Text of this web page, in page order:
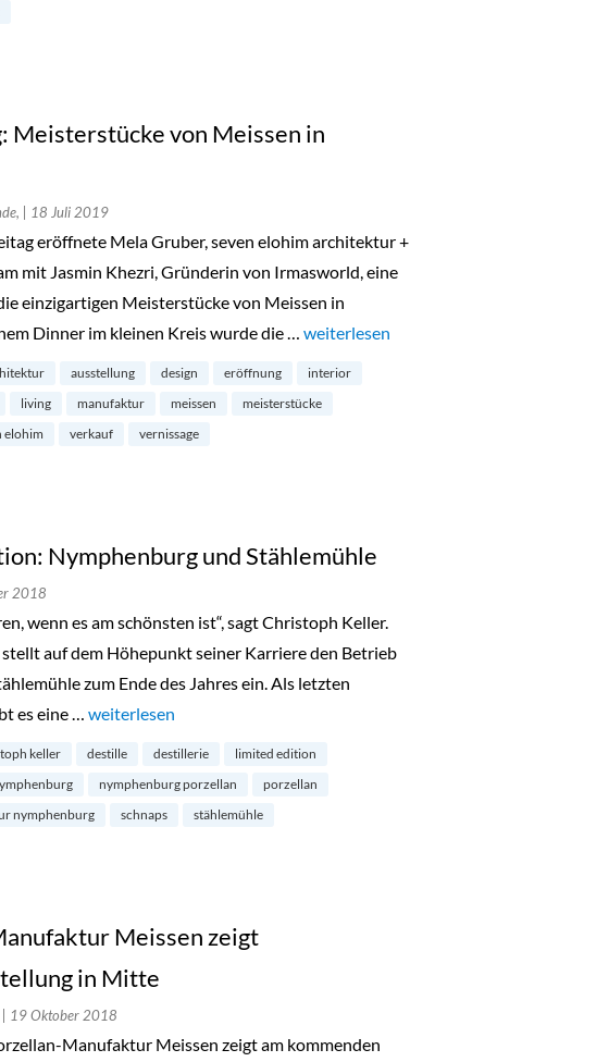
Meisterstücke von Meissen in
| 18 Juli 2019
eröffnete Mela Gruber, seven elohim architektur +
mit Jasmin Khezri, Gründerin von Irmasworld, eine
einzigartigen Meisterstücke von Meissen in
Dinner im kleinen Kreis wurde die … „Ausstellung: Meisterstücke von
weiterlesen
ausstellung design eröffnung
interior
living manufaktur meissen
meisterstücke
elohim verkauf vernissage
Nymphenburg und Stählemühle
2018
wenn es am schönsten ist“, sagt Christoph Keller.
auf dem Höhepunkt seiner Karriere den Betrieb
zum Ende des Jahres ein. Als letzten
es eine … „Limited Edition: Nymphenburg und Stählemühle“
weiterlesen
keller destille destillerie
limited edition
nymphenburg porzellan
porzellan
nymphenburg
schnaps stählemühle
Meissen zeigt
in Mitte
| 19 Oktober 2018
Manufaktur Meissen zeigt am kommenden